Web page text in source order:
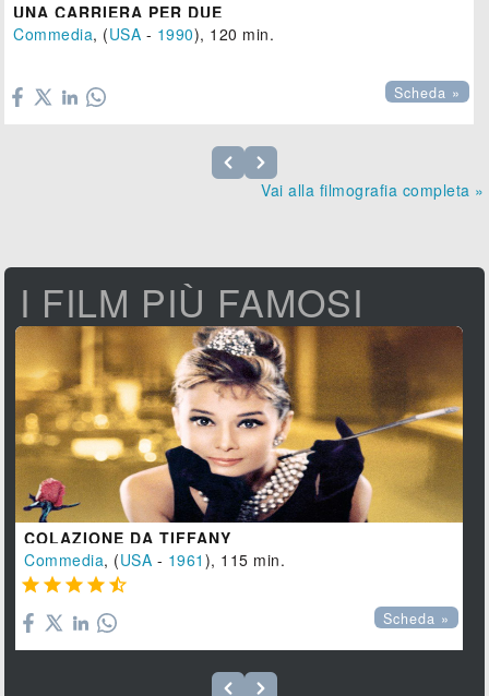
UNA CARRIERA PER DUE
Commedia, (USA - 1990), 120 min.
Scheda »
Vai alla filmografia completa »
I FILM PIÙ FAMOSI
COLAZIONE DA TIFFANY
Commedia, (USA - 1961 ), 115 min.
    
Scheda »